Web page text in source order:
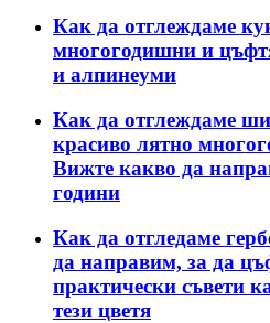
Как да отглеждаме
многогодишни и
и алпинеуми
Как да отглеждаме
красиво лятно
Вижте какво да
години
Как да отгледаме
да направим, за да
практически съвети
тези цветя